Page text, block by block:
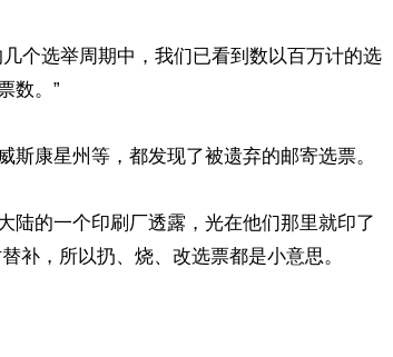
个选举周期中，我们已看到数以百万计的选
数。”
康星州等，都发现了被遗弃的邮寄选票。
陆的一个印刷厂透露，光在他们那里就印了
补，所以扔、烧、改选票都是小意思。